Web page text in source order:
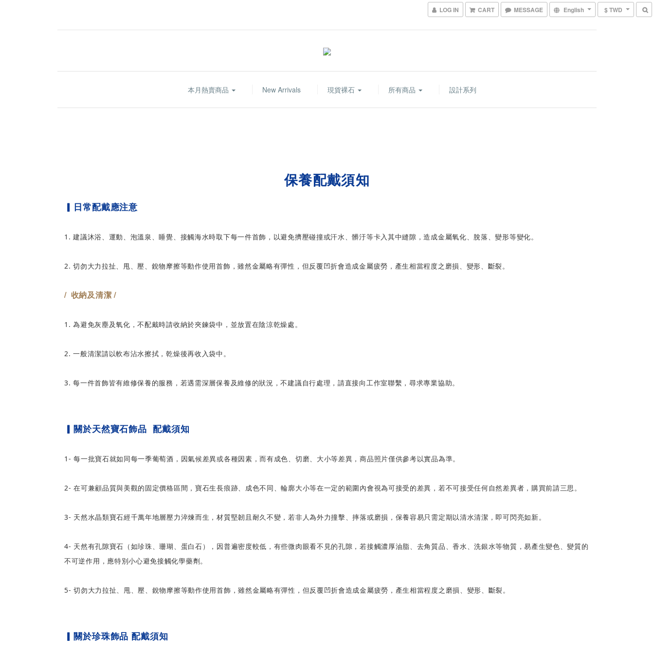
LOG IN CART MESSAGE English $ TWD
本月熱賣商品 New Arrivals 現貨裸石 所有商品 設計系列
保養配戴須知
▎ 日常配戴應注意
1. 建議沐浴、運動、泡溫泉、睡覺、接觸海水時取下每一件首飾 ，以避免擠壓碰撞或汗水、髒汙等卡入其中縫隙，造成金屬氧化、脫落、變形等變化。
2. 切勿大力拉扯、甩、壓、銳物摩擦等動作使用首飾，雖然金屬略有彈性，但反覆凹折會造成金屬疲勞，產生相當程度之磨損、變形、斷裂。
/ 收納及清潔/
1. 為避免灰塵及氧化，不配戴時請收納於夾鍊袋中，並放置在陰涼乾燥處。
2. 一般清潔請以軟布沾水擦拭，乾燥後再收入袋中。
3. 每一件首飾皆有維修保養的服務，若遇需深層保養及維修的狀況，不建議自行處理，請直接向工作室聯繫，尋求專業協助。
▎關於天然寶石飾品 配戴須知
1- 每一批寶石就如同每一季葡萄酒，因氣候差異或各種因素，而有成色、切磨、大小等差異，商品照片僅供參考以實品為準。
2- 在可兼顧品質與美觀的固定價格區間，寶石生長痕跡、成色不同、輪廓大小等在一定的範圍內會視為可接受的差異，若不可接受任何自然差異者，購買前請三思。
3- 天然水晶類寶石經千萬年地層壓力淬煉而生，材質堅韌且耐久不變，若非人為外力撞擊、摔落或磨損，保養容易只需定期以清水清潔，即可閃亮如新。
4- 天然有孔隙寶石（如珍珠、珊瑚、蛋白石），因普遍密度較低，有些微肉眼看不見的孔隙，若接觸濃厚油脂、去角質品、香水、洗銀水等物質，易產生變色、變質的
不可逆作用，應特別小心避免接觸化學藥劑。
5- 切勿大力拉扯、甩、壓、銳物摩擦等動作使用首飾，雖然金屬略有彈性，但反覆凹折會造成金屬疲勞，產生相當程度之磨損、變形、斷裂。
關於珍珠飾品 配戴須知